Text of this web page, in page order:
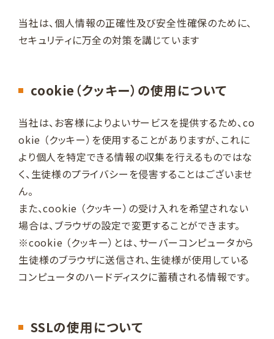
当社は、個人情報の正確性及び安全性確保のために、
セキュリティに万全の対策を講じています
cookie（クッキー）の使用について
当社は、お客様によりよいサービスを提供するため、co
okie （クッキー）を使用することがありますが、これに
より個人を特定できる情報の収集を行えるものではな
く、生徒様のプライバシーを侵害することはございませ
ん。
また、cookie （クッキー）の受け入れを希望されない
場合は、ブラウザの設定で変更することができます。
※cookie （クッキー）とは、サーバーコンピュータから
生徒様のブラウザに送信され、生徒様が使用している
コンピュータのハードディスクに蓄積される情報です。
SSLの使用について